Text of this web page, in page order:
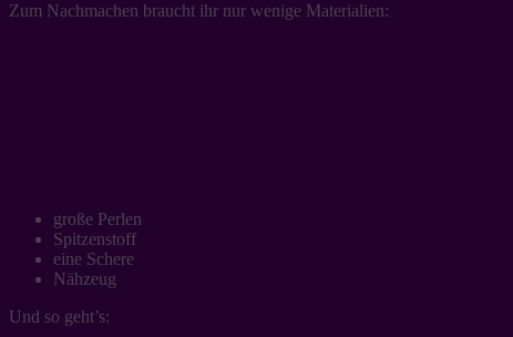
Zum Nachmachen braucht ihr nur wenige Materialien:
große Perlen
Spitzenstoff
eine Schere
Nähzeug
Und so geht’s: